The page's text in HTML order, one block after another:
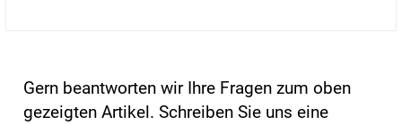
Gern beantworten wir Ihre Fragen zum oben
gezeigten Artikel. Schreiben Sie uns eine